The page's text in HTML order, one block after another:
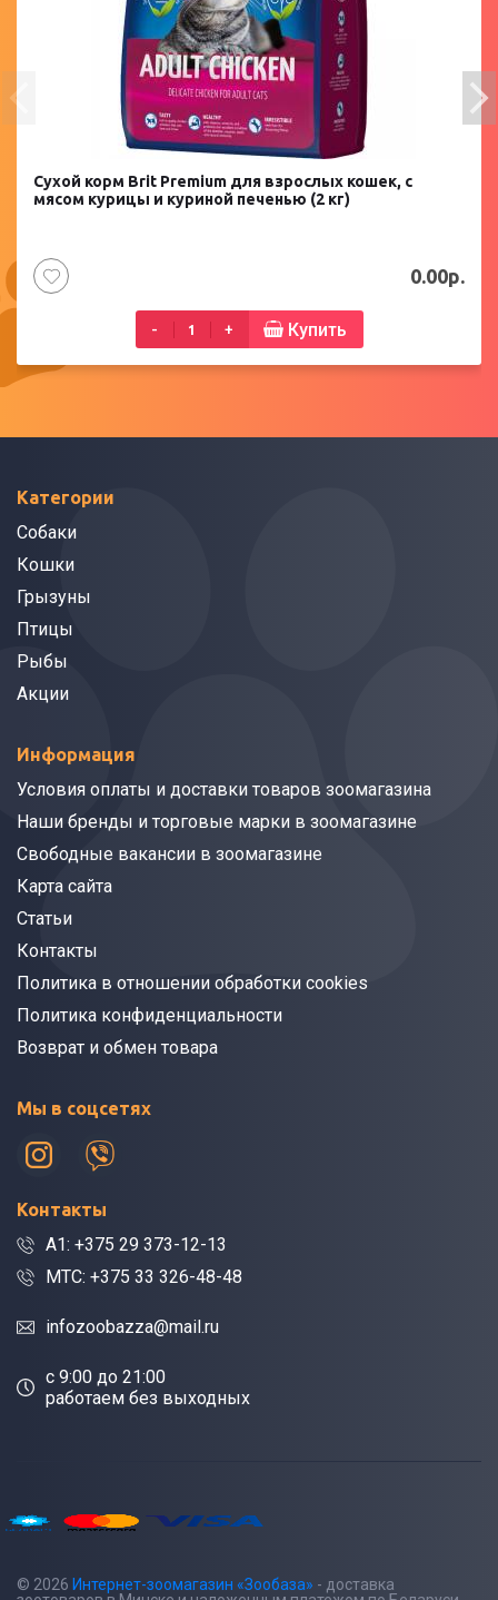
Сухой корм Brit Premium для взрослых кошек, с
мясом курицы и куриной печенью (2 кг)
0.00р.
- + Купить
Категории
Собаки
Кошки
Грызуны
Птицы
Рыбы
Акции
Информация
Условия оплаты и доставки товаров зоомагазина
Наши бренды и торговые марки в зоомагазине
Свободные вакансии в зоомагазине
Карта сайта
Статьи
Контакты
Политика в отношении обработки cookies
Политика конфиденциальности
Возврат и обмен товара
Мы в соцсетях
Контакты
A1: +375 29 373-12-13
МТС: +375 33 326-48-48
infozoobazza@mail.ru
c 9:00 до 21:00
работаем без выходных
© 2026 Интернет-зоомагазин «Зообаза» - доставка